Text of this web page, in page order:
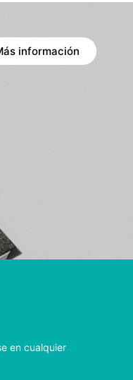
información
en cualquier